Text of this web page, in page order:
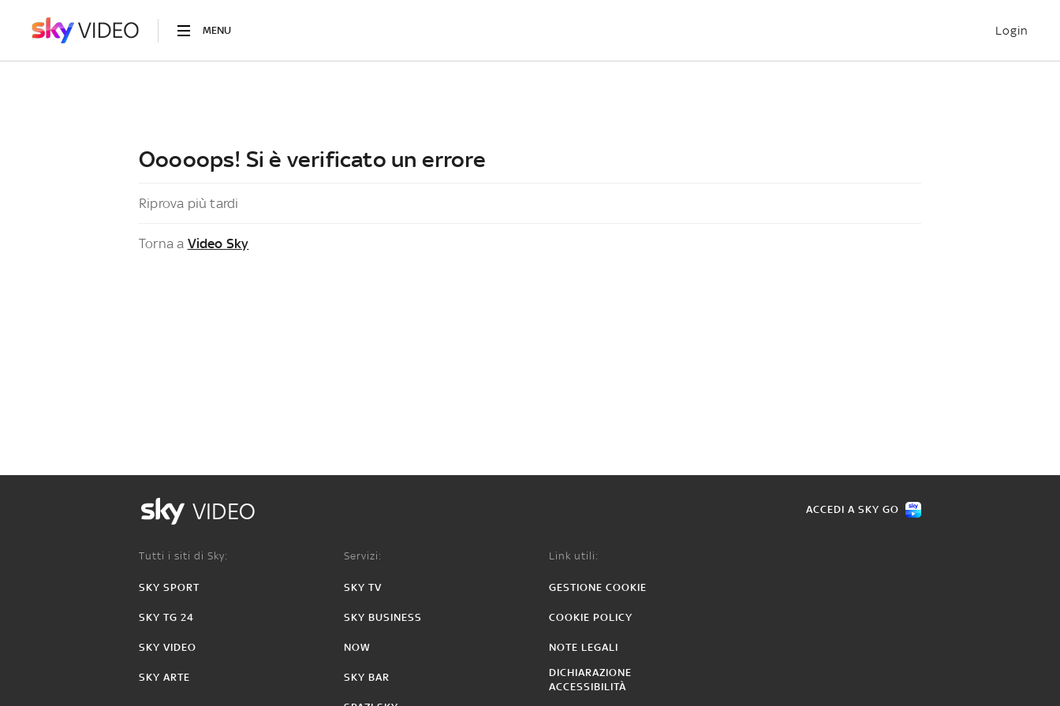
MENU Login
Ooooops! Si è verificato un errore
Riprova più tardi
Torna a Video Sky
VIDEO ACCEDI A SKY GO
Tutti i siti di Sky:
SKY SPORT
SKY TG 24
SKY VIDEO
SKY ARTE
Servizi:
SKY TV
SKY BUSINESS
NOW
SKY BAR
Link utili:
GESTIONE COOKIE
COOKIE POLICY
NOTE LEGALI
DICHIARAZIONE
ACCESSIBILITÀ